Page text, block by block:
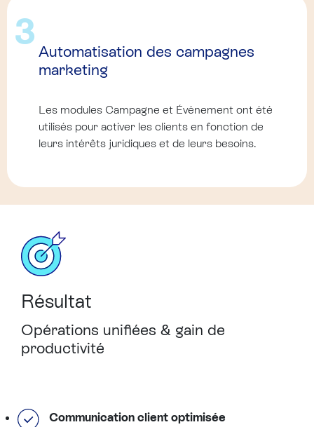
3
Automatisation des campagnes
marketing
Les modules Campagne et Événement ont été
utilisés pour activer les clients en fonction de
leurs intérêts juridiques et de leurs besoins.
Résultat
Opérations unifiées & gain de
productivité
Communication client optimisée